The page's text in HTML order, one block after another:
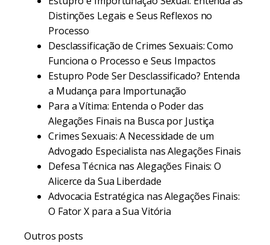
Distinções Legais e Seus Reflexos no
Processo
Desclassificação de Crimes Sexuais: Como
Funciona o Processo e Seus Impactos
Estupro Pode Ser Desclassificado? Entenda
a Mudança para Importunação
Para a Vítima: Entenda o Poder das
Alegações Finais na Busca por Justiça
Crimes Sexuais: A Necessidade de um
Advogado Especialista nas Alegações Finais
Defesa Técnica nas Alegações Finais: O
Alicerce da Sua Liberdade
Advocacia Estratégica nas Alegações Finais:
O Fator X para a Sua Vitória
Outros posts